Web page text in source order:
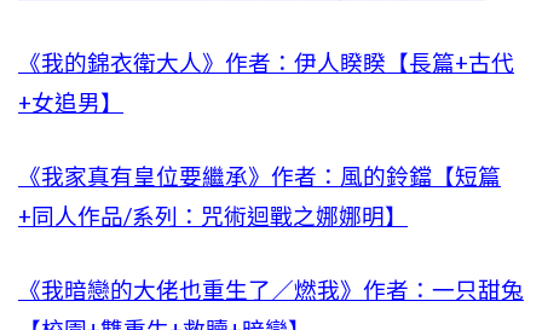
《我的錦衣衛大人》作者：伊人睽睽【長篇+古代
+女追男】
《我家真有皇位要繼承》作者：風的鈴鐺【短篇
+同人作品/系列：咒術迴戰之娜娜明】
《我暗戀的大佬也重生了／燃我》作者：一只甜兔